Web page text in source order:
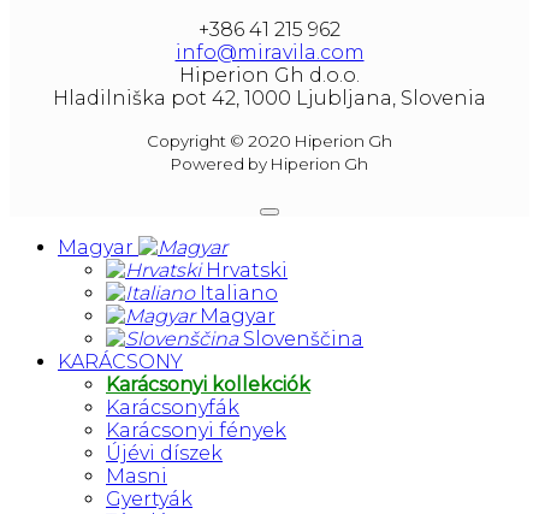
+386 41 215 962
info@miravila.com
Hiperion Gh d.o.o.
Hladilniška pot 42, 1000 Ljubljana, Slovenia
Copyright © 2020 Hiperion Gh
Powered by Hiperion Gh
Magyar
Hrvatski
Italiano
Magyar
Slovenščina
KARÁCSONY
Karácsonyi kollekciók
Karácsonyfák
Karácsonyi fények
Újévi díszek
Masni
Gyertyák